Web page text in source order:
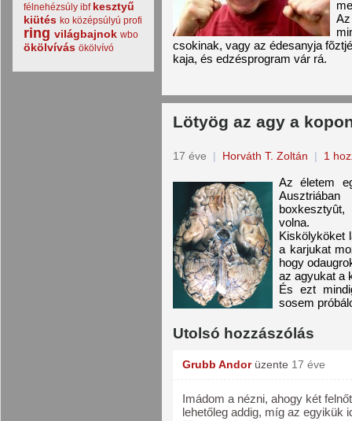
félnehézsúly ibf kesztyű
kiütés ko középsúlyú profi
ring világbajnok wbo
ökölvívás ökölvívó
csokinak, vagy az édesanyja
kaja, és edzésprogram vár rá.
Lötyög az agy a
17 éve | Horváth T. Zoltán | 1
Az életem
boxkesztyût,
volna.
Kiskölyköket
a karjukat
hogy
az agyukat a
És ezt
sosem
Utolsó hozzászólás
Grubb Andorüzente 17 éve
Imádom a nézni, ahogy két
lehetőleg addig, míg az egyikük